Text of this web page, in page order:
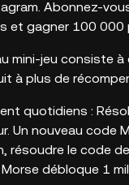
Abonnez-
et gagner 100 000
mini-jeu consiste
à plus de
quotidiens :
Un nouveau code
résoudre le code
débloque 1